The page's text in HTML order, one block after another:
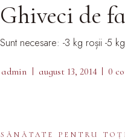
Ghiveci de
Sunt necesare: -3 kg roșii -5
admin august 13, 2014 0
SĂNĂTATE PENTRU